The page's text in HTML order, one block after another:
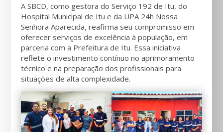
A SBCD, como gestora do Serviço 192 de Itu, do
Hospital Municipal de Itu e da UPA 24h Nossa
Senhora Aparecida, reafirma seu compromisso em
oferecer serviços de excelência à população, em
parceria com a Prefeitura de Itu. Essa iniciativa
reflete o investimento contínuo no aprimoramento
técnico e na preparação dos profissionais para
situações de alta complexidade.